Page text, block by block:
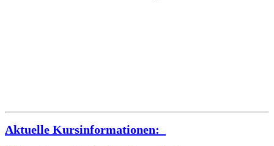
Aktuelle Kursinformationen: